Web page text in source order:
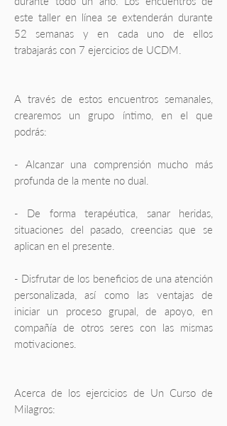
este taller en línea se extenderán durante
52 semanas y en cada uno de ellos
trabajarás con 7 ejercicios de UCDM.
A través de estos encuentros semanales,
crearemos un grupo íntimo, en el que
podrás:
- Alcanzar una comprensión mucho más
profunda de la mente no dual.
- De forma terapéutica, sanar heridas,
situaciones del pasado, creencias que se
aplican en el presente.
- Disfrutar de los beneficios de una atención
personalizada, así como las ventajas de
iniciar un proceso grupal, de apoyo, en
compañía de otros seres con las mismas
motivaciones.
Acerca de los ejercicios de Un Curso de
Milagros: